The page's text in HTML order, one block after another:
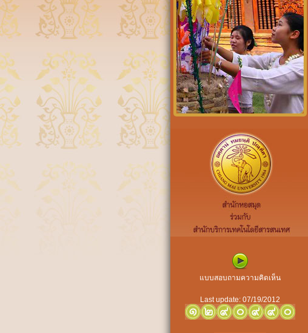
แบบสอบถามความคิดเห็น
Last update: 07/19/2012